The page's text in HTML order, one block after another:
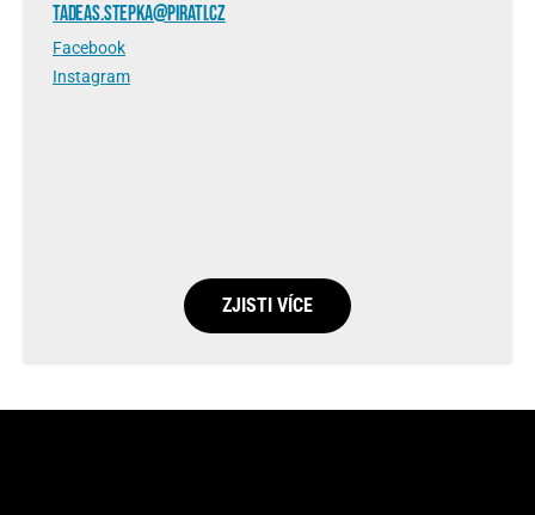
TADEAS.STEPKA@PIRATI.CZ
Facebook
Instagram
ZJISTI VÍCE